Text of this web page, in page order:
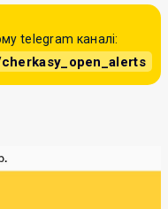
telegram каналі: